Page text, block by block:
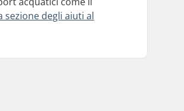
sezione degli aiuti al